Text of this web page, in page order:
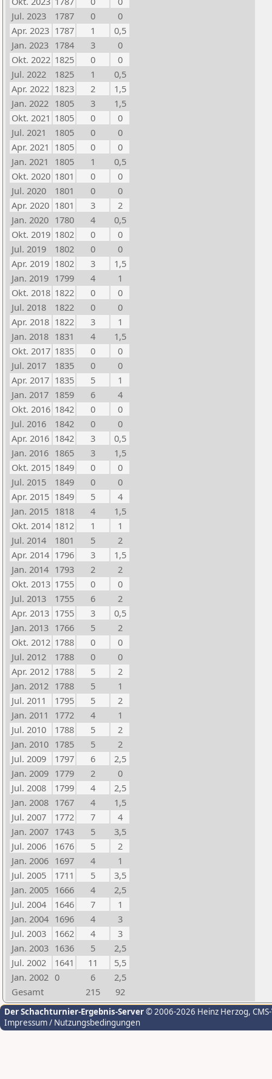
Jul. 2023
1787 0
0
Apr. 2023 1787 1
0,5
Jan. 2023 1784 3
0
Okt. 2022 1825 0
0
Jul. 2022
1825 1
0,5
Apr. 2022 1823 2
1,5
Jan. 2022 1805 3
1,5
Okt. 2021 1805 0
0
Jul. 2021
1805 0
0
Apr. 2021 1805 0
0
Jan. 2021
1805 1
0,5
Okt. 2020 1801 0
0
Jul. 2020
1801 0
0
Apr. 2020 1801 3
2
Jan. 2020 1780 4
0,5
Okt. 2019 1802 0
0
Jul. 2019
1802 0
0
Apr. 2019 1802 3
1,5
Jan. 2019 1799 4
1
Okt. 2018 1822 0
0
Jul. 2018
1822 0
0
Apr. 2018 1822 3
1
Jan. 2018 1831 4
1,5
Okt. 2017 1835 0
0
Jul. 2017
1835 0
0
Apr. 2017 1835 5
1
Jan. 2017 1859 6
4
Okt. 2016 1842 0
0
Jul. 2016
1842 0
0
Apr. 2016 1842 3
0,5
Jan. 2016 1865 3
1,5
Okt. 2015 1849 0
0
Jul. 2015
1849 0
0
Apr. 2015 1849 5
4
Jan. 2015 1818 4
1,5
Okt. 2014 1812 1
1
Jul. 2014
1801 5
2
Apr. 2014 1796 3
1,5
Jan. 2014 1793 2
2
Okt. 2013 1755 0
0
Jul. 2013
1755 6
2
Apr. 2013 1755 3
0,5
Jan. 2013 1766 5
2
Okt. 2012 1788 0
0
Jul. 2012
1788 0
0
Apr. 2012 1788 5
2
Jan. 2012 1788 5
1
Jul. 2011
1795 5
2
Jan. 2011
1772 4
1
Jul. 2010
1788 5
2
Jan. 2010 1785 5
2
Jul. 2009
1797 6
2,5
Jan. 2009 1779 2
0
Jul. 2008
1799 4
2,5
Jan. 2008 1767 4
1,5
Jul. 2007
1772 7
4
Jan. 2007 1743 5
3,5
Jul. 2006
1676 5
2
Jan. 2006 1697 4
1
Jul. 2005
1711 5
3,5
Jan. 2005 1666 4
2,5
Jul. 2004
1646 7
1
Jan. 2004 1696 4
3
Jul. 2003
1662 4
3
Jan. 2003 1636 5
2,5
Jul. 2002
1641 11
5,5
Jan. 2002 0 6
2,5
Gesamt
215 92
Der Schachturnier-Ergebnis-Server© 2006-2026 Heinz Herzog,
Impressum / Nutzungsbedingungen